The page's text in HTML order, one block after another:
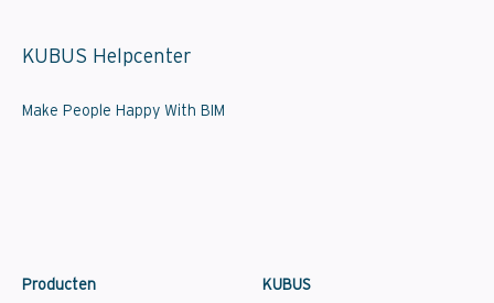
KUBUS Helpcenter
Make People Happy With BIM
Producten KUBUS